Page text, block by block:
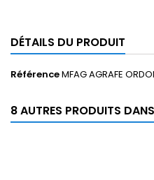
DÉTAILS DU PRODUIT
RéférenceMFAG AGRAFE
8 AUTRES PRODUITS